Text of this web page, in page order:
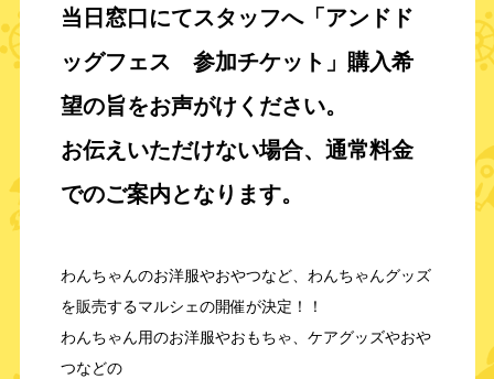
当日窓口にてスタッフへ「アンドド
ッグフェス 参加チケット」購入希
望の旨をお声がけください。
お伝えいただけない場合、通常料金
でのご案内となります。
わんちゃんのお洋服やおやつなど、わんちゃんグッズ
を販売するマルシェの開催が決定！！
わんちゃん用のお洋服やおもちゃ、ケアグッズやおや
つなどの